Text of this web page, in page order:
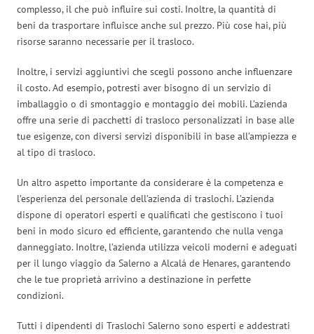
complesso, il che può influire sui costi. Inoltre, la quantità di
beni da trasportare influisce anche sul prezzo. Più cose hai, più
risorse saranno necessarie per il trasloco.
Inoltre, i servizi aggiuntivi che scegli possono anche influenzare
il costo. Ad esempio, potresti aver bisogno di un servizio di
imballaggio o di smontaggio e montaggio dei mobili. L’azienda
offre una serie di pacchetti di trasloco personalizzati in base alle
tue esigenze, con diversi servizi disponibili in base all’ampiezza e
al tipo di trasloco.
Un altro aspetto importante da considerare è la competenza e
l’esperienza del personale dell’azienda di traslochi. L’azienda
dispone di operatori esperti e qualificati che gestiscono i tuoi
beni in modo sicuro ed efficiente, garantendo che nulla venga
danneggiato. Inoltre, l’azienda utilizza veicoli moderni e adeguati
per il lungo viaggio da Salerno a Alcalá de Henares, garantendo
che le tue proprietà arrivino a destinazione in perfette
condizioni.
Tutti i dipendenti di Traslochi Salerno sono esperti e addestrati